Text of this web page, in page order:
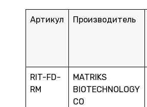
Артикул Производитель
RIT-FD-
RM
MATRIKS
BIOTECHNOLOGY
CO